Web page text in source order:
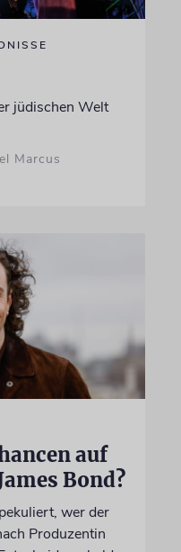
jüdischen Welt
Marcus
auf
Bond?
wer der
Produzentin